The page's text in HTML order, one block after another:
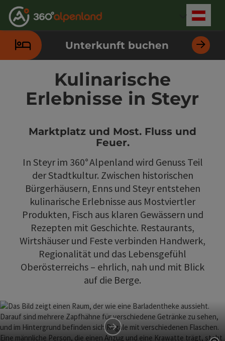
Zum Inhalt
Zur Navigation
Zum Seitenanfang
Zur Kontaktseite
Zur Suche
Zum Impressum
Zu den Hinweisen zur Bedienung der Website
Zur Startseite
Unterkunft buchen
Kulinarische
Erlebnisse in Steyr
Marktplatz und Most. Fluss und
Feuer.
In Steyr im 360° Alpenland wird Genuss Teil
der Stadtkultur. Zwischen historischen
Bürgerhäusern, Enns und Steyr entstehen
kulinarische Erlebnisse aus Mostviertler
Produkten, Fisch aus klaren Gewässern und
Rezepten mit Geschichte. Restaurants,
Wirtshäuser und Feste verbinden Handwerk,
Regionalität und das Lebensgefühl
Oberösterreichs – ehrlich, nah und mit Blick
auf die Berge.